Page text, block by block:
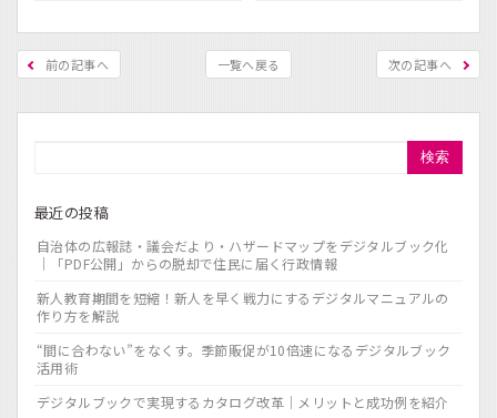
前の記事へ 一覧へ戻る 次の記事へ
検索
最近の投稿
自治体の広報誌・議会だより・ハザードマップをデジタルブック化
｜「PDF公開」からの脱却で住民に届く行政情報
新人教育期間を短縮！新人を早く戦力にするデジタルマニュアルの
作り方を解説
“間に合わない”をなくす。季節販促が10倍速になるデジタルブック
活用術
デジタルブックで実現するカタログ改革｜メリットと成功例を紹介